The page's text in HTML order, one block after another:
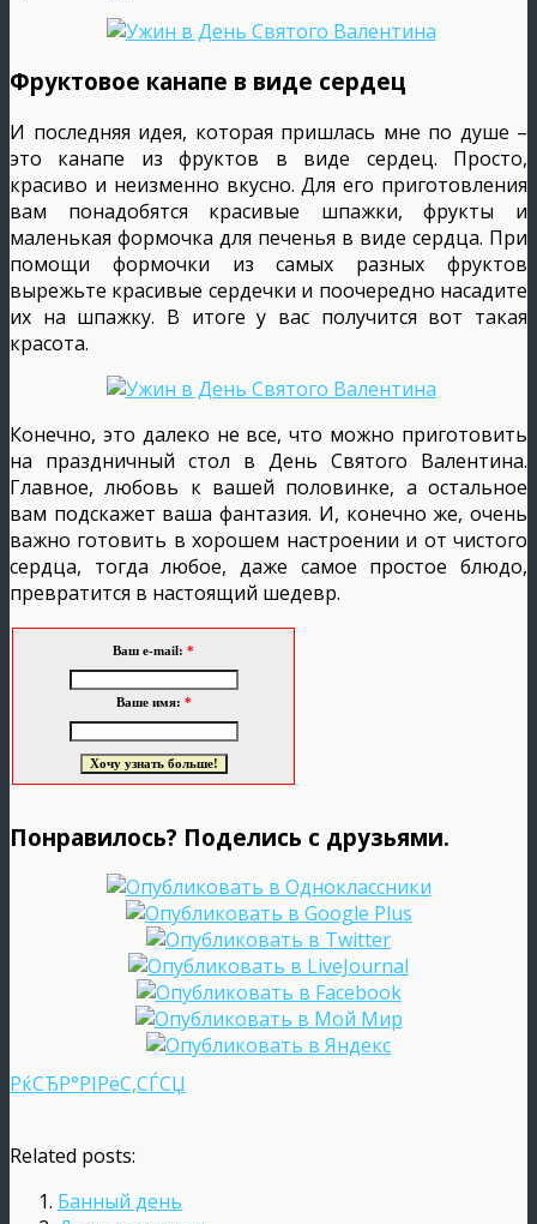
Фруктовое канапе в виде сердец
И последняя идея, которая пришлась мне по душе –
это канапе из фруктов в виде сердец. Просто,
красиво и неизменно вкусно. Для его приготовления
вам понадобятся красивые шпажки, фрукты и
маленькая формочка для печенья в виде сердца. При
помощи формочки из самых разных фруктов
вырежьте красивые сердечки и поочередно насадите
их на шпажку. В итоге у вас получится вот такая
красота.
Конечно, это далеко не все, что можно приготовить
на праздничный стол в День Святого Валентина.
Главное, любовь к вашей половинке, а остальное
вам подскажет ваша фантазия. И, конечно же, очень
важно готовить в хорошем настроении и от чистого
сердца, тогда любое, даже самое простое блюдо,
превратится в настоящий шедевр.
Ваш e-mail: *
Ваше имя: *
Понравилось? Поделись с друзьями.
РќСЂР°РІРёС‚СЃСЏ
Related posts:
Банный день